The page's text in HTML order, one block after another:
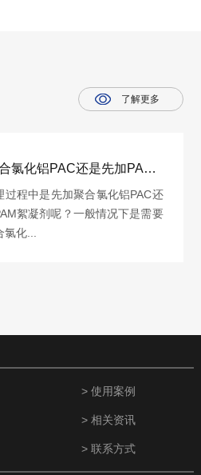
了解更多
先加聚合氯化铝PAC还是先加PAM絮凝剂？
过程中是先加聚合氯化铝PAC还
絮凝剂呢？一般情况下是需要
氯化...
> 使用案例
> 相关资讯
> 联系方式